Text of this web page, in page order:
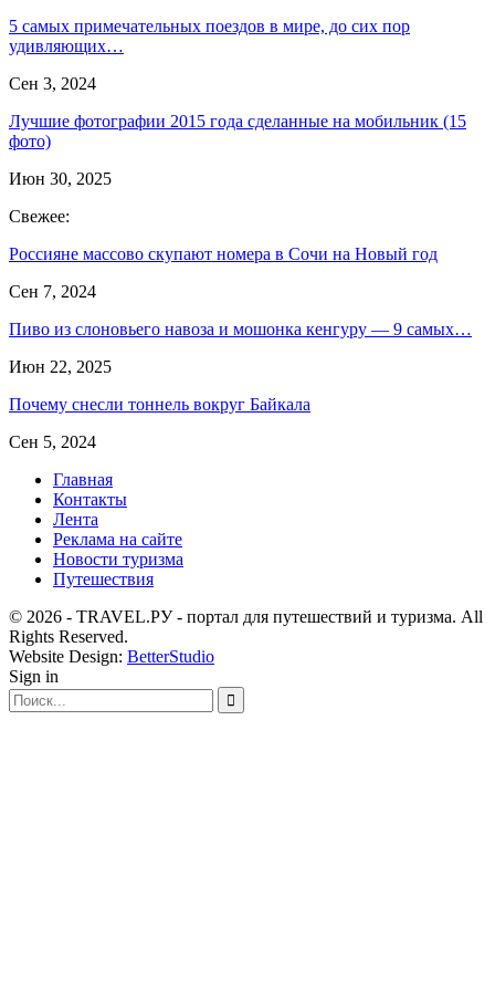
5 самых примечательных поездов в мире, до сих пор
удивляющих…
Сен 3, 2024
Лучшие фотографии 2015 года сделанные на мобильник (15
фото)
Июн 30, 2025
Свежее:
Россияне массово скупают номера в Сочи на Новый год
Сен 7, 2024
Пиво из слоновьего навоза и мошонка кенгуру — 9 самых…
Июн 22, 2025
Почему снесли тоннель вокруг Байкала
Сен 5, 2024
Главная
Контакты
Лента
Реклама на сайте
Новости туризма
Путешествия
© 2026 - TRAVEL.РУ - портал для путешествий и туризма. All
Rights Reserved.
Website Design: BetterStudio
Sign in